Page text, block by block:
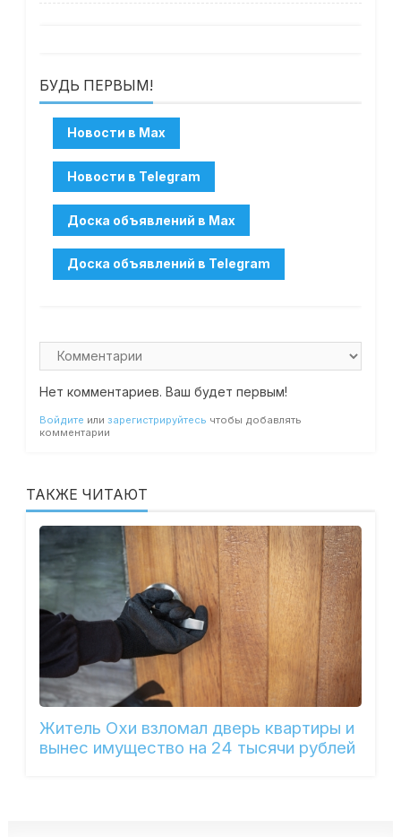
БУДЬ ПЕРВЫМ!
Нет комментариев. Ваш будет первым!
Войдите или зарегистрируйтесь чтобы добавлять
комментарии
ТАКЖЕ ЧИТАЮТ
Житель Охи взломал дверь квартиры и
вынес имущество на 24 тысячи рублей